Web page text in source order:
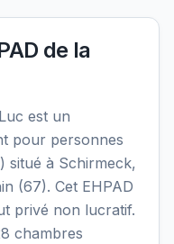
de la
est un
pour personnes
situé à Schirmeck,
(67). Cet EHPAD
privé non lucratif.
chambres